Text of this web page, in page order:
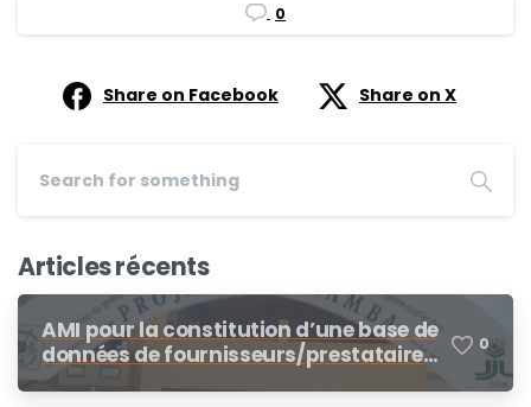
0
Share on Facebook Share on X
Articles récents
AMI pour la constitution d’une base de
données de fournisseurs/prestataires
dans le cadre des procédures de
0